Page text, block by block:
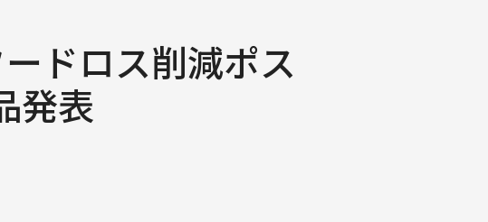
ードロス削減ポス
発表